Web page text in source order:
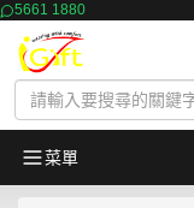
5661 1880
菜單